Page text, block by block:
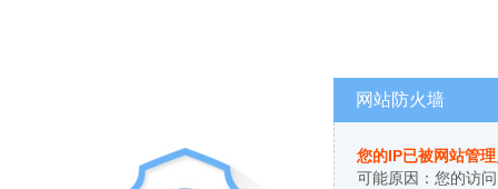
网站防火墙
您的IP已被网站管
可能原因：您的访